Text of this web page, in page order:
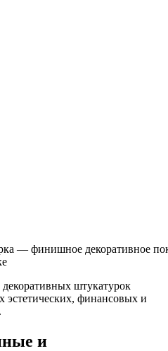
— финишное декоративное
штукатурок
эстетических, финансовых и
и